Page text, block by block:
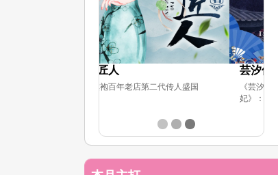
芸汐传奇：风华倾天下
《芸汐传》原版小说《天才小毒